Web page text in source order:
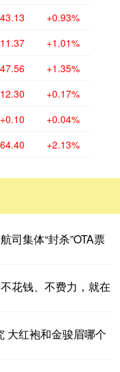
+0.93%
+1.01%
+1.35%
+0.17%
+0.10 +0.04%
+2.13%
司集体“封杀”OTA票
花钱、不费力，就在
大红袍和金骏眉哪个